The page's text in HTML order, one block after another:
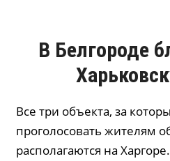
В Белгороде
Все три объекта, за
проголосовать жителям
располагаются на